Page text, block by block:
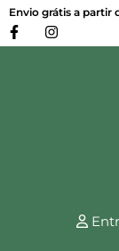
Envio grátis a partir